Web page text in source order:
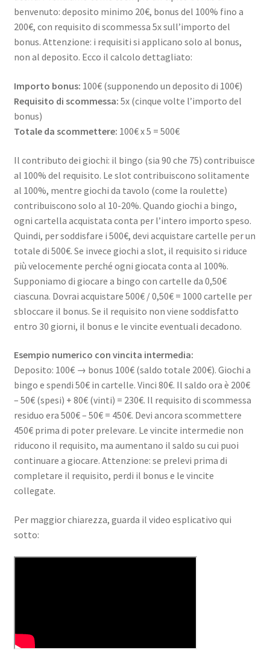
benvenuto: deposito minimo 20€, bonus del 100% fino a
200€, con requisito di scommessa 5x sull’importo del
bonus. Attenzione: i requisiti si applicano solo al bonus,
non al deposito. Ecco il calcolo dettagliato:
Importo bonus: 100€ (supponendo un deposito di 100€)
Requisito di scommessa: 5x (cinque volte l’importo del
bonus)
Totale da scommettere: 100€ x 5 = 500€
Il contributo dei giochi: il bingo (sia 90 che 75) contribuisce
al 100% del requisito. Le slot contribuiscono solitamente
al 100%, mentre giochi da tavolo (come la roulette)
contribuiscono solo al 10-20%. Quando giochi a bingo,
ogni cartella acquistata conta per l’intero importo speso.
Quindi, per soddisfare i 500€, devi acquistare cartelle per un
totale di 500€. Se invece giochi a slot, il requisito si riduce
più velocemente perché ogni giocata conta al 100%.
Supponiamo di giocare a bingo con cartelle da 0,50€
ciascuna. Dovrai acquistare 500€ / 0,50€ = 1000 cartelle per
sbloccare il bonus. Se il requisito non viene soddisfatto
entro 30 giorni, il bonus e le vincite eventuali decadono.
Esempio numerico con vincita intermedia:
Deposito: 100€ → bonus 100€ (saldo totale 200€). Giochi a
bingo e spendi 50€ in cartelle. Vinci 80€. Il saldo ora è 200€
– 50€ (spesi) + 80€ (vinti) = 230€. Il requisito di scommessa
residuo era 500€ – 50€ = 450€. Devi ancora scommettere
450€ prima di poter prelevare. Le vincite intermedie non
riducono il requisito, ma aumentano il saldo su cui puoi
continuare a giocare. Attenzione: se prelevi prima di
completare il requisito, perdi il bonus e le vincite
collegate.
Per maggior chiarezza, guarda il video esplicativo qui
sotto: